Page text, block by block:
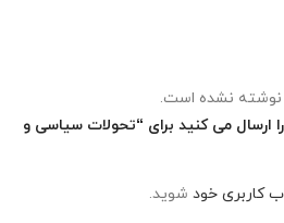
نوشته نشده است.
ارسال می کنید برای “تحولات سیاسی و
کاربری خود شوید.